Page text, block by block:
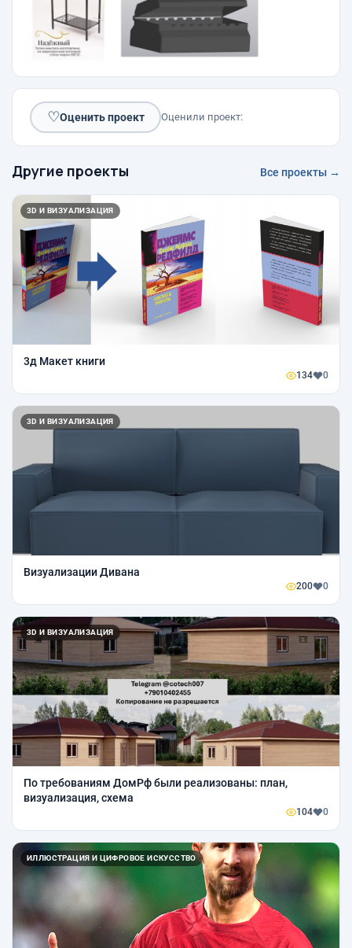
♡Оценить проект Оценили проект:
Другие проекты Все проекты →
3D И ВИЗУАЛИЗАЦИЯ
3д Макет книги
134 0
3D И ВИЗУАЛИЗАЦИЯ
Визуализации Дивана
200 0
3D И ВИЗУАЛИЗАЦИЯ
По требованиям ДомРф были реализованы: план,
визуализация, схема
104 0
ИЛЛЮСТРАЦИЯ И ЦИФРОВОЕ ИСКУССТВО